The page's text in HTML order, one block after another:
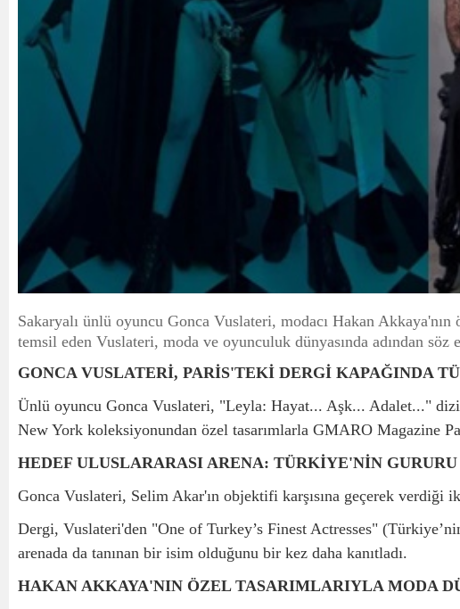
Sakaryalı ünlü oyuncu Gonca Vuslateri, modacı Hakan
temsil eden Vuslateri, moda ve oyunculuk dünyasında adından söz
GONCA VUSLATERİ, PARİS'TEKİ DERGİ KAPAĞINDA
Ünlü oyuncu Gonca Vuslateri, "Leyla: Hayat... Aşk... Adalet..."
New York koleksiyonundan özel tasarımlarla GMARO Magazine
HEDEF ULUSLARARASI ARENA: TÜRKİYE'NİN GURURU
Gonca Vuslateri, Selim Akar'ın objektifi karşısına geçerek verdiği
Dergi, Vuslateri'den "One of Turkey’s Finest Actresses"
arenada da tanınan bir isim olduğunu bir kez daha kanıtladı.
HAKAN AKKAYA'NIN ÖZEL TASARIMLARIYLA MODA